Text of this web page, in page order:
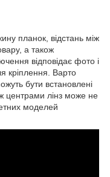
планок, відстань між
а також
відповідає фото і
кріплення. Варто
бути встановлені
центрами лінз може не
моделей